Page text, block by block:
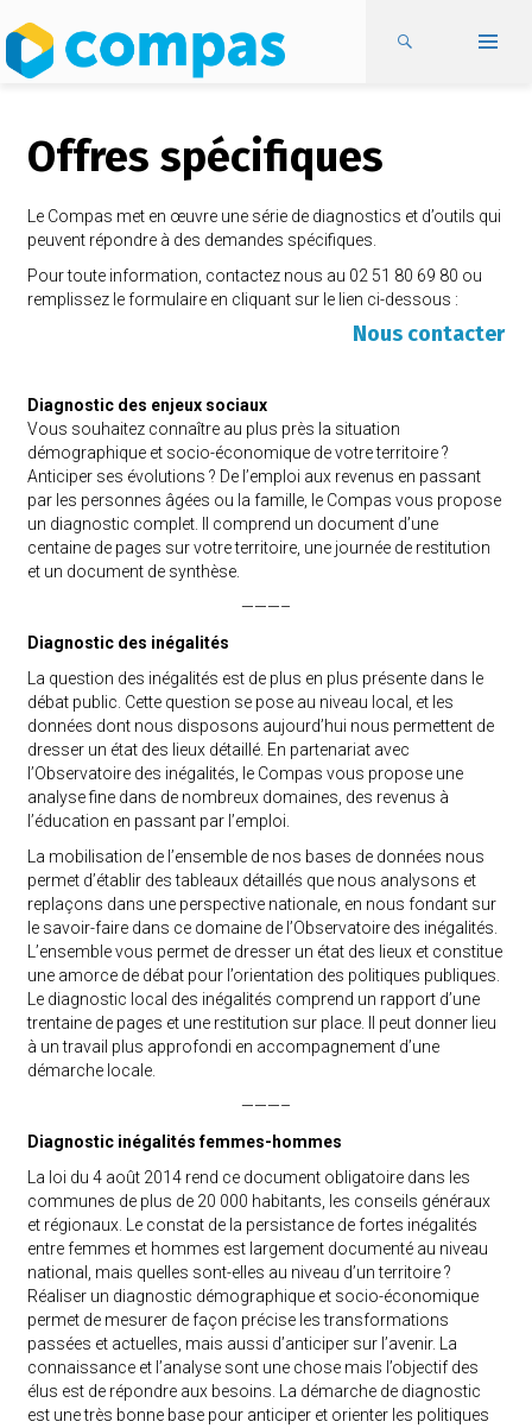
Offres spécifiques
Le Compas met en œuvre une série de diagnostics et d’outils qui
peuvent répondre à des demandes spécifiques.
Pour toute information, contactez nous au 02 51 80 69 80 ou
remplissez le formulaire en cliquant sur le lien ci-dessous :
Nous contacter
Diagnostic des enjeux sociaux
Vous souhaitez connaître au plus près la situation
démographique et socio-économique de votre territoire ?
Anticiper ses évolutions ? De l’emploi aux revenus en passant
par les personnes âgées ou la famille, le Compas vous propose
un diagnostic complet. Il comprend un document d’une
centaine de pages sur votre territoire, une journée de restitution
et un document de synthèse.
———–
Diagnostic des inégalités
La question des inégalités est de plus en plus présente dans le
débat public. Cette question se pose au niveau local, et les
données dont nous disposons aujourd’hui nous permettent de
dresser un état des lieux détaillé. En partenariat avec
l’Observatoire des inégalités, le Compas vous propose une
analyse fine dans de nombreux domaines, des revenus à
l’éducation en passant par l’emploi.
La mobilisation de l’ensemble de nos bases de données nous
permet d’établir des tableaux détaillés que nous analysons et
replaçons dans une perspective nationale, en nous fondant sur
le savoir-faire dans ce domaine de l’Observatoire des inégalités.
L’ensemble vous permet de dresser un état des lieux et constitue
une amorce de débat pour l’orientation des politiques publiques.
Le diagnostic local des inégalités comprend un rapport d’une
trentaine de pages et une restitution sur place. Il peut donner lieu
à un travail plus approfondi en accompagnement d’une
démarche locale.
———–
Diagnostic inégalités femmes-hommes
La loi du 4 août 2014 rend ce document obligatoire dans les
communes de plus de 20 000 habitants, les conseils généraux
et régionaux. Le constat de la persistance de fortes inégalités
entre femmes et hommes est largement documenté au niveau
national, mais quelles sont-elles au niveau d’un territoire ?
Réaliser un diagnostic démographique et socio-économique
permet de mesurer de façon précise les transformations
passées et actuelles, mais aussi d’anticiper sur l’avenir. La
connaissance et l’analyse sont une chose mais l’objectif des
élus est de répondre aux besoins. La démarche de diagnostic
est une très bonne base pour anticiper et orienter les politiques